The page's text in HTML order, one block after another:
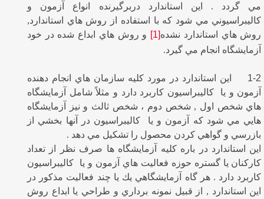
مي گردد . اين استاندارد دربرگيرنده انواع آزمون و
كاليبراسيوني مي شود كه با استفاده از روش هاي استاندارد,
روش هاي استاندارد نشده[1] و روش هاي ابداع شده در خود
آزمايشگاه انجام مي گيرد.
1-2
اين استاندارد در مورد كليه سازمان هاي انجام دهنده
آزمون و يا كاليبراسيون كاربرد دارد و مثلاً شامل آزمايشگاه
هاي شخص اول , شخص دوم ، شخص ثالث و نيز آزمايشگاه
هايي مي شود كه آزمون و يا كاليبراسيون در آنها بخشي از
بازرسي و گواهي كردن محصول را تشكيل مي دهد .
اين استاندارد در باره كليه آزمايشگاه ها صرف نظر از تعداد
كاركنان يا گستره حوزه فعاليت هاي آزمون و يا كاليبراسيون
كاربرد دارد . هر گاه آزمايشگاهي يك يا چند فعاليت مذكور در
اين استاندارد , از قبيل نمونه برداري و طراحي يا ابداع روش